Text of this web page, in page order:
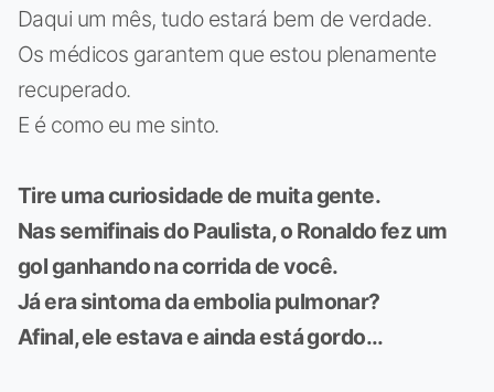
Daqui um mês, tudo estará bem de verdade.
Os médicos garantem que estou plenamente
recuperado.
E é como eu me sinto.
Tire uma curiosidade de muita gente.
Nas semifinais do Paulista, o Ronaldo fez um
gol ganhando na corrida de você.
Já era sintoma da embolia pulmonar?
Afinal, ele estava e ainda está gordo...